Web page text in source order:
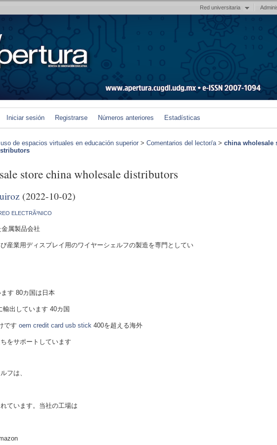
Red universitaria
Iniciar sesión Registrarse Números anteriores Estadísticas
de espacios virtuales en educación superior > Comentarios del lector/a> china wholesale
store china wholesale distributors
(2022-10-02)
ELECTRÃ³NICO
属製品会社
産業用ディスプレイ用のワイヤーシェルフの製造を専門としてい
す 80カ国は日本
輸出しています 40カ国
です oem credit card usb stick 400を超える海外
をサポートしています
フは、
ています。当社の工場は